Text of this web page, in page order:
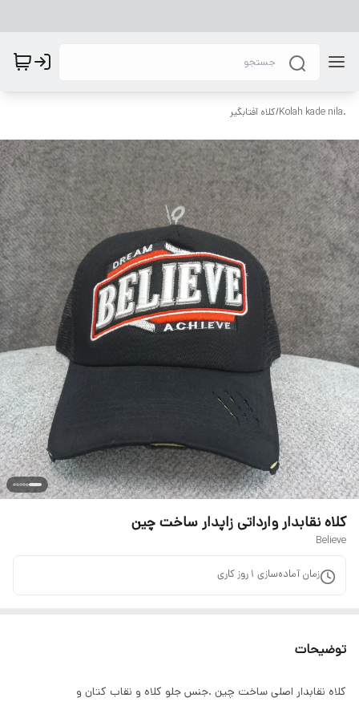
.Kolah kade nila
/کلاه آفتابگیر
کلاه نقابدار وارداتی زاپدار ساخت چین
Believe
زمان آماده‌سازی 1 روز کاری
توضیحات
کلاه نقابدار اصلی ساخت چین .جنس جلو کلاه و نقاب کتان و